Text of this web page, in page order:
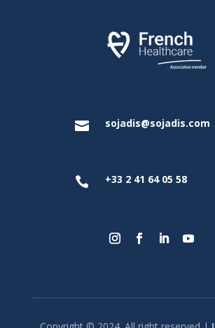
 sojadis@sojadis.com
 +33 2 41 64 05 58